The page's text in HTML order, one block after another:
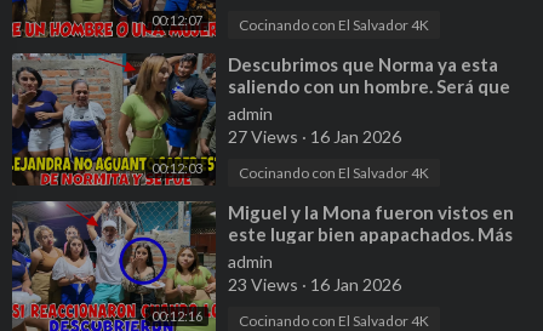
00:12:07 Cocinando con El Salvador 4K
00:12:03
⁣Descubrimos que Norma ya esta
saliendo con un hombre. Será que
esta enderesandose nuevamente. P
20
admin
27 Views · 16 Jan 2026
Cocinando con El Salvador 4K
00:12:16
⁣Miguel y la Mona fueron vistos en
este lugar bien apapachados. Más
vale que dicen ser cheros. P 22
admin
23 Views · 16 Jan 2026
Cocinando con El Salvador 4K